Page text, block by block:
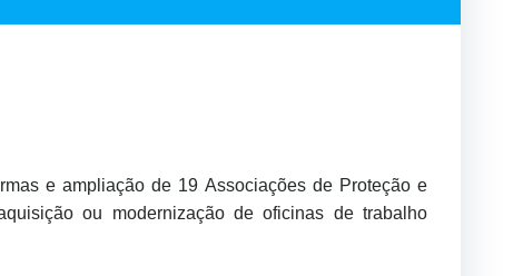
e ampliação de 19 Associações de Proteção e
ou modernização de oficinas de trabalho